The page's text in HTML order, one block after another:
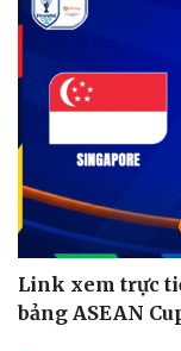
Link xem trực
bảng ASEAN